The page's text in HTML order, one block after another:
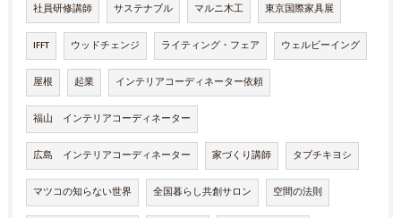
社員研修講師 サステナブル マルニ木工 東京国際家具展
IFFT ウッドチェンジ ライティング・フェア ウェルビーイング
屋根 起業 インテリアコーディネーター依頼
福山 インテリアコーディネーター
広島 インテリアコーディネーター 家づくり講師 タブチキヨシ
マツコの知らない世界 全国暮らし共創サロン 空間の法則